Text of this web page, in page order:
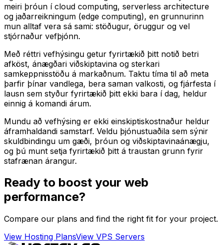
meiri þróun í cloud computing, serverless architecture
og jaðarreikningum (edge computing), en grunnurinn
mun alltaf vera sá sami: stöðugur, öruggur og vel
stjórnaður vefþjónn.
Með réttri vefhýsingu getur fyrirtækið þitt notið betri
afköst, ánægðari viðskiptavina og sterkari
samkeppnisstöðu á markaðnum. Taktu tíma til að meta
þarfir þínar vandlega, bera saman valkosti, og fjárfesta í
lausn sem styður fyrirtækið þitt ekki bara í dag, heldur
einnig á komandi árum.
Mundu að vefhýsing er ekki einskiptiskostnaður heldur
áframhaldandi samstarf. Veldu þjónustuaðila sem sýnir
skuldbindingu um gæði, þróun og viðskiptavinaánægju,
og þú munt setja fyrirtækið þitt á traustan grunn fyrir
stafrænan árangur.
Ready to boost your web
performance?
Compare our plans and find the right fit for your project.
View Hosting PlansView VPS Servers